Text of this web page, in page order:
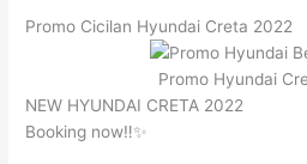
Promo Cicilan Hyundai Creta 2022
Promo Hyundai
NEW HYUNDAI CRETA 2022
Booking now‼️✨